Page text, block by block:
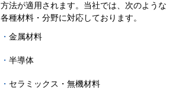
方法が適用されます。当社では、次のような
各種材料・分野に対応しております。
金属材料
半導体
セラミックス・無機材料